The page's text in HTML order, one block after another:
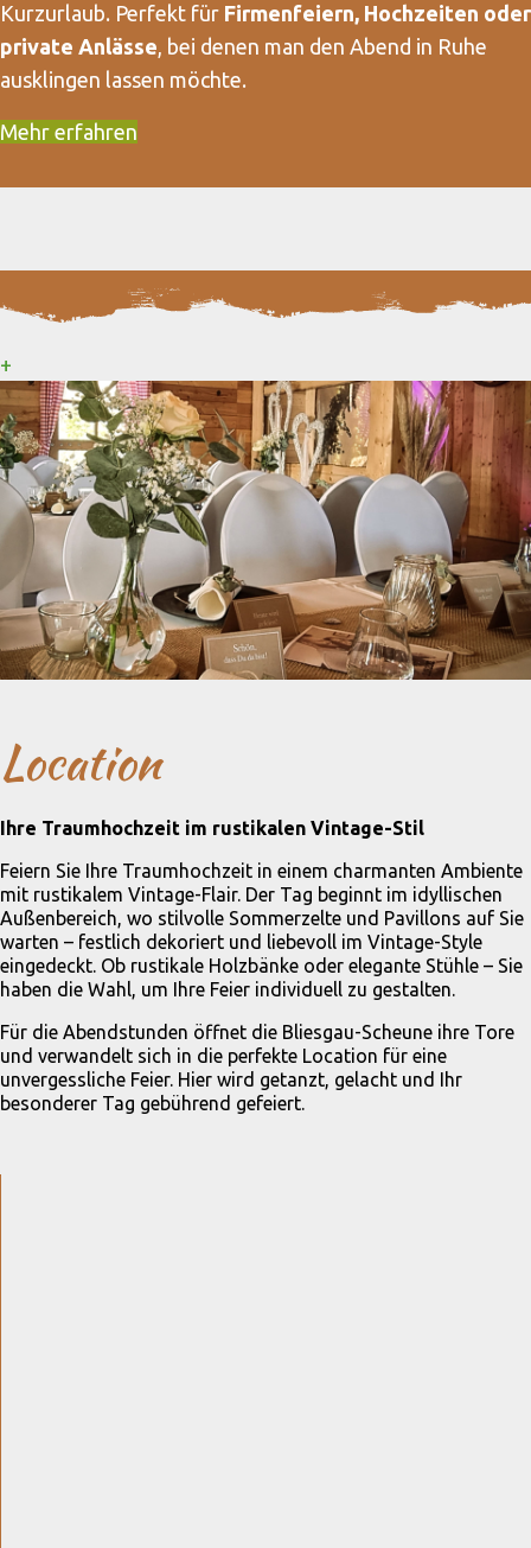
Kurzurlaub. Perfekt für Firmenfeiern, Hochzeiten oder
private Anlässe, bei denen man den Abend in Ruhe
ausklingen lassen möchte.
Mehr erfahren
+
Location
Ihre Traumhochzeit im rustikalen Vintage-Stil
Feiern Sie Ihre Traumhochzeit in einem charmanten Ambiente
mit rustikalem Vintage-Flair. Der Tag beginnt im idyllischen
Außenbereich, wo stilvolle Sommerzelte und Pavillons auf Sie
warten – festlich dekoriert und liebevoll im Vintage-Style
eingedeckt. Ob rustikale Holzbänke oder elegante Stühle – Sie
haben die Wahl, um Ihre Feier individuell zu gestalten.
Für die Abendstunden öffnet die Bliesgau-Scheune ihre Tore
und verwandelt sich in die perfekte Location für eine
unvergessliche Feier. Hier wird getanzt, gelacht und Ihr
besonderer Tag gebührend gefeiert.